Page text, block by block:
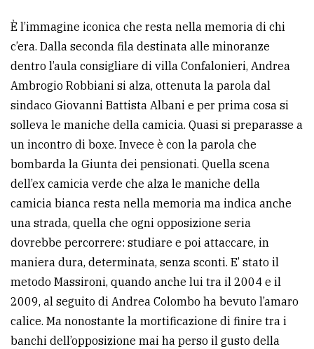
la
tua
pubblicità
CERCA
Cerca
per
comune
Ricerca
avanzata
ALTRE
TESTATE
È l’immagine iconica che resta nella memoria di chi
c’era. Dalla seconda fila destinata alle minoranze
dentro l’aula consigliare di villa Confalonieri, Andrea
Ambrogio Robbiani si alza, ottenuta la parola dal
sindaco Giovanni Battista Albani e per prima cosa si
solleva le maniche della camicia. Quasi si preparasse a
un incontro di boxe. Invece è con la parola che
bombarda la Giunta dei pensionati. Quella scena
dell’ex camicia verde che alza le maniche della
camicia bianca resta nella memoria ma indica anche
una strada, quella che ogni opposizione seria
dovrebbe percorrere: studiare e poi attaccare, in
maniera dura, determinata, senza sconti. E’ stato il
metodo Massironi, quando anche lui tra il 2004 e il
2009, al seguito di Andrea Colombo ha bevuto l’amaro
calice. Ma nonostante la mortificazione di finire tra i
banchi dell’opposizione mai ha perso il gusto della